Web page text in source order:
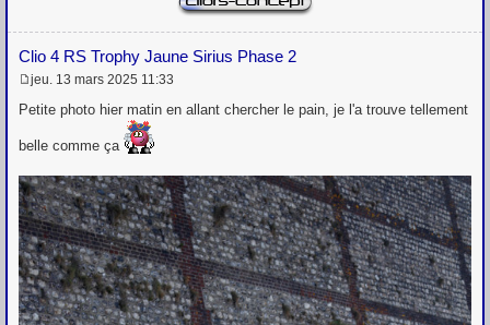
Clio 4 RS Trophy Jaune Sirius Phase 2
M
e
s
a
e
jeu. 13 mars 2025 11:33
Petite photo hier matin en allant chercher le pain, je l'a trouve tellement
belle comme ça